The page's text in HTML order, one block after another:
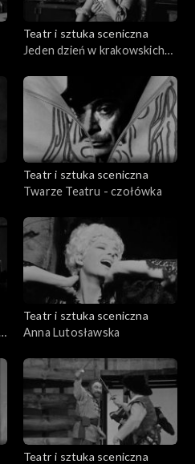
Teatr i sztuka sceniczna
Jeden dzień w krakowskich
Teatr i sztuka sceniczna
Twarze Teatru - czołówka
Teatr i sztuka sceniczna
Anna Lutosławska
Teatr i sztuka sceniczna